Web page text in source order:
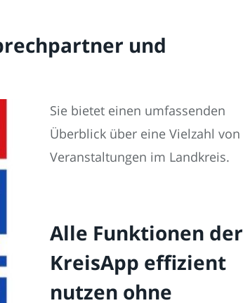
und
Sie bietet einen umfassenden
Überblick über eine Vielzahl von
Veranstaltungen im Landkreis.
Alle Funktionen der
KreisApp effizient
nutzen ohne